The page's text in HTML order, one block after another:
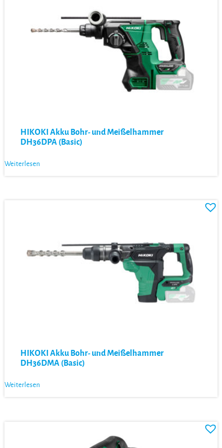
HIKOKI Akku Bohr- und Meißelhammer
DH36DPA (Basic)
Weiterlesen
HIKOKI Akku Bohr- und Meißelhammer
DH36DMA (Basic)
Weiterlesen